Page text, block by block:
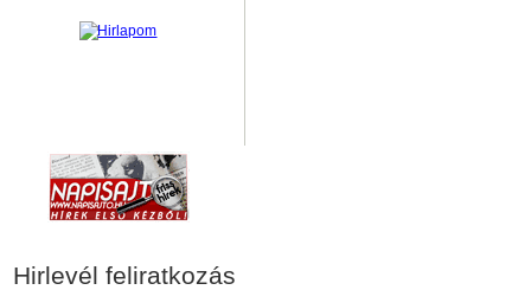
Hirlevél feliratkozás